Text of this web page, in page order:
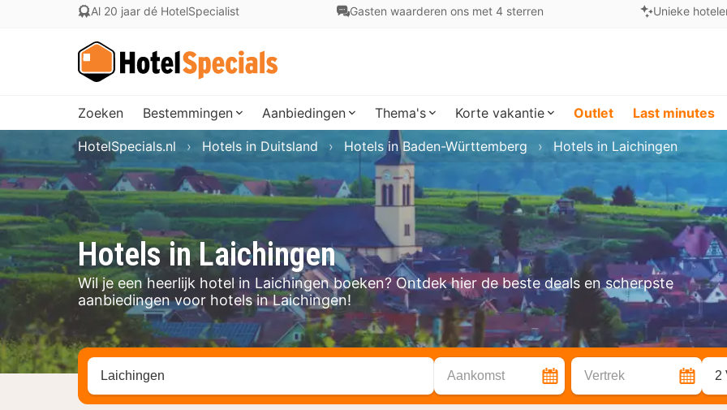
Al 20 jaar dé HotelSpecialist Gasten waarderen ons met 4 sterren Unieke
Zoeken Bestemmingen Aanbiedingen Thema's Korte vakantie Outlet Last minutes
Hotels in Laichingen
Wil je een heerlijk hotel in Laichingen boeken? Ontdek hier de beste deals en scherpste
aanbiedingen voor hotels in Laichingen!
HotelSpecials.nl Hotels in Duitsland Hotels in Baden-Württemberg Hotels in Laichingen
Zoek op hotel, regio of stad Aankomst Vertrek 2